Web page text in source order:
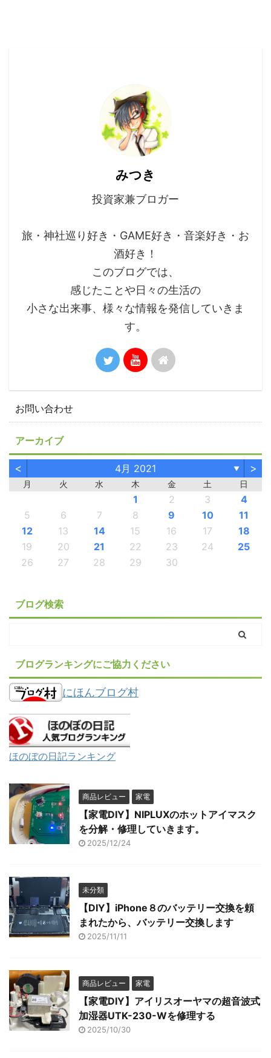
みつき
投資家兼ブロガー
旅・神社巡り好き・GAME好き・音楽好き・お
酒好き！
このブログでは、
感じたことや日々の生活の
小さな出来事、様々な情報を発信していきま
す。
お問い合わせ
アーカイブ
< 4月 2021 ▼ >
月 火 水 木 金 土 日
1 2 3
4
5
6 7 8 9 10
11
12
13 14 15 16 17
18
19
20 21 22 23 24
25
26
27 28 29 30
ブログ検索
ブログランキングにご協力ください
にほんブログ村
ほのぼの日記ランキング
商品レビュー 家電
【家電DIY】NIPLUXのホットアイマスク
を分解・修理していきます。
2025/12/24
未分類
【DIY】iPhone８のバッテリー交換を頼
まれたから、バッテリー交換します
2025/11/11
商品レビュー 家電
【家電DIY】アイリスオーヤマの超音波式
加湿器UTK-230-Wを修理する
2025/10/30